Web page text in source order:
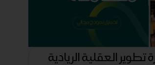
تطوير العقلية الريادية